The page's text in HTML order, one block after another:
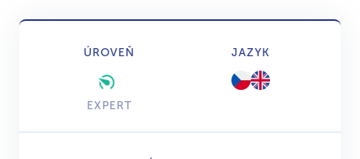
ÚROVEŇ
EXPERT
JAZYK